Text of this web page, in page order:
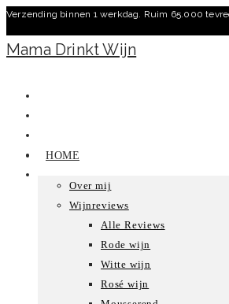
Ga
naar
inhoud
Verzending binnen 1 werkdag. Ruim 65.000
Mama Drinkt Wijn
HOME
Over mij
Wijnreviews
Alle Reviews
Rode wijn
Witte wijn
Rosé wijn